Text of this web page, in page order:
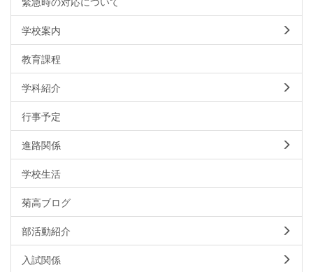
学校案内
教育課程
学科紹介
行事予定
進路関係
学校生活
菊高ブログ
部活動紹介
入試関係